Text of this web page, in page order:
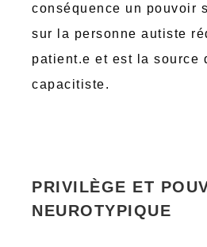
conséquence un pouvoir
sur la personne autiste
patient.e et est la source
capacitiste.
PRIVILÈGE ET
NEUROTYPIQUE